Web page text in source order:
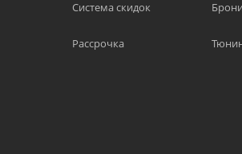
Система скидок
Рассрочка